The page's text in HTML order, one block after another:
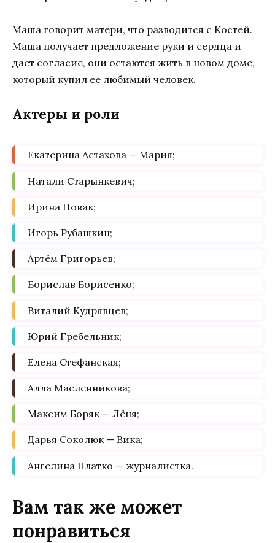
Маша говорит матери, что разводится с Костей.
Маша получает предложение руки и сердца и
дает согласие, они остаются жить в новом доме,
который купил ее любимый человек.
Актеры и роли
Екатерина Астахова — Мария;
Натали Старынкевич;
Ирина Новак;
Игорь Рубашкин;
Артём Григорьев;
Борислав Борисенко;
Виталий Кудрявцев;
Юрий Гребельник;
Елена Стефанская;
Алла Масленникова;
Максим Боряк — Лёня;
Дарья Соколюк — Вика;
Ангелина Платко — журналистка.
Вам так же может
понравиться